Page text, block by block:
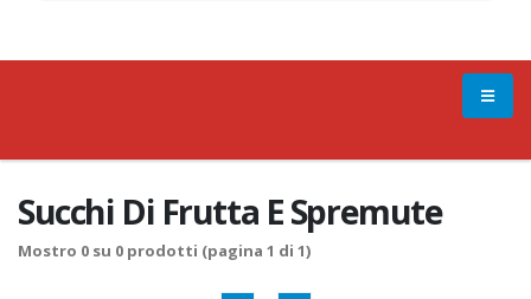
Succhi Di Frutta E Spremute
Mostro 0 su 0 prodotti (pagina 1 di 1)